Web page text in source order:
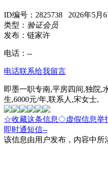
ID编号：2825738 2026年5月
类型： 验证会员
发布：链家许
电话： --
电话联系给我留言
即墨一职专南,平房四间,独院,
生,6000元/年,联系人,宋女士,
☆收藏这条信息◇虚假信息举
即时通短信--
该信息由用户发布，内容中